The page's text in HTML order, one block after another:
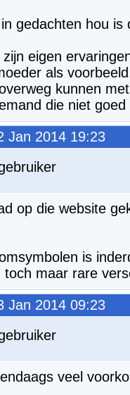
gedachten hou
eigen
als
kunnen
die niet
Jan 2014 19:23
op die website
is
toch maar rare
Jan 2014 09:23
veel